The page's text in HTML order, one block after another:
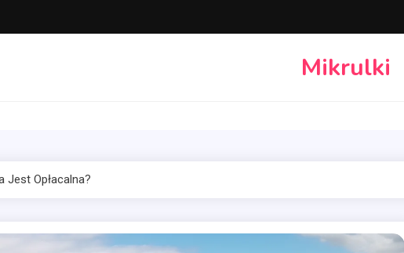
Mikrulki
Jest Opłacalna?